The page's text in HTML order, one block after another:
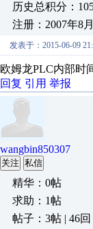
历史总积分：
注册：2007年8
发表于：2015-06-09
欧姆龙PLC内部时
回复 引用 举报
wangbin850307
关注 私信
精华：0帖
求助：1帖
帖子：3帖 | 46回